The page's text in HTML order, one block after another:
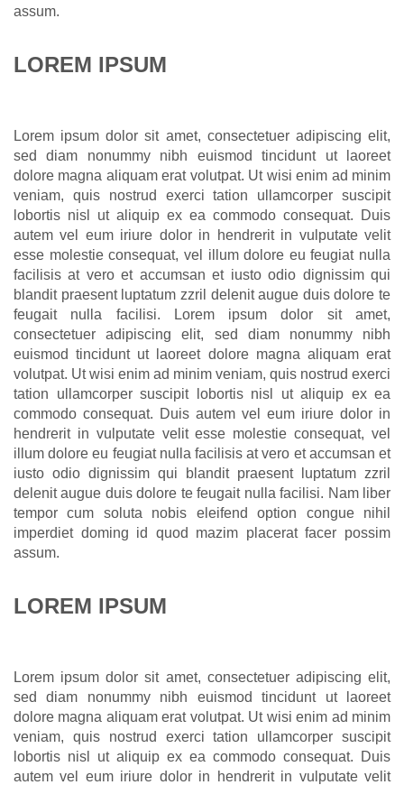
assum.
LOREM IPSUM
Lorem ipsum dolor sit amet, consectetuer adipiscing elit,
sed diam nonummy nibh euismod tincidunt ut laoreet
dolore magna aliquam erat volutpat. Ut wisi enim ad minim
veniam, quis nostrud exerci tation ullamcorper suscipit
lobortis nisl ut aliquip ex ea commodo consequat. Duis
autem vel eum iriure dolor in hendrerit in vulputate velit
esse molestie consequat, vel illum dolore eu feugiat nulla
facilisis at vero et accumsan et iusto odio dignissim qui
blandit praesent luptatum zzril delenit augue duis dolore te
feugait nulla facilisi. Lorem ipsum dolor sit amet,
consectetuer adipiscing elit, sed diam nonummy nibh
euismod tincidunt ut laoreet dolore magna aliquam erat
volutpat. Ut wisi enim ad minim veniam, quis nostrud exerci
tation ullamcorper suscipit lobortis nisl ut aliquip ex ea
commodo consequat. Duis autem vel eum iriure dolor in
hendrerit in vulputate velit esse molestie consequat, vel
illum dolore eu feugiat nulla facilisis at vero et accumsan et
iusto odio dignissim qui blandit praesent luptatum zzril
delenit augue duis dolore te feugait nulla facilisi. Nam liber
tempor cum soluta nobis eleifend option congue nihil
imperdiet doming id quod mazim placerat facer possim
assum.
LOREM IPSUM
Lorem ipsum dolor sit amet, consectetuer adipiscing elit,
sed diam nonummy nibh euismod tincidunt ut laoreet
dolore magna aliquam erat volutpat. Ut wisi enim ad minim
veniam, quis nostrud exerci tation ullamcorper suscipit
lobortis nisl ut aliquip ex ea commodo consequat. Duis
autem vel eum iriure dolor in hendrerit in vulputate velit